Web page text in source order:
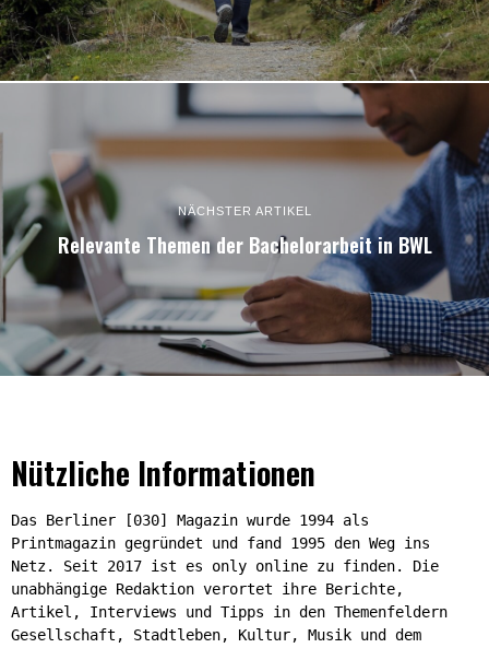
NÄCHSTER ARTIKEL
Relevante Themen der Bachelorarbeit in BWL
Nützliche Informationen
Das Berliner [030] Magazin wurde 1994 als
Printmagazin gegründet und fand 1995 den Weg ins
Netz. Seit 2017 ist es only online zu finden. Die
unabhängige Redaktion verortet ihre Berichte,
Artikel, Interviews und Tipps in den Themenfeldern
Gesellschaft, Stadtleben, Kultur, Musik und dem